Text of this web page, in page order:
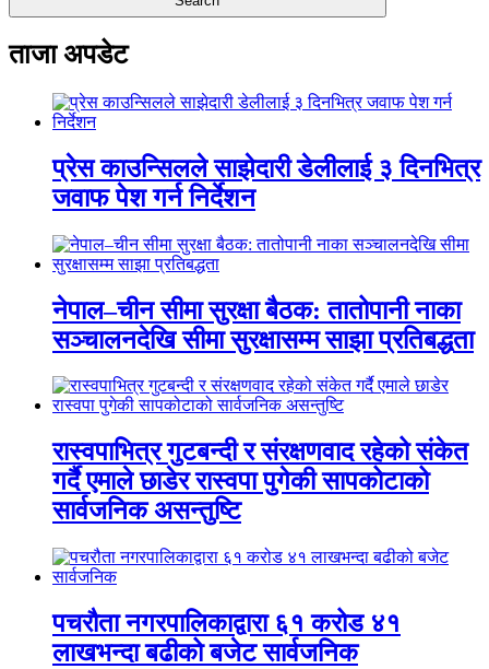
ताजा अपडेट
प्रेस काउन्सिलले साझेदारी डेलीलाई ३ दिनभित्र
जवाफ पेश गर्न निर्देशन
नेपाल–चीन सीमा सुरक्षा बैठक: तातोपानी नाका
सञ्चालनदेखि सीमा सुरक्षासम्म साझा प्रतिबद्धता
रास्वपाभित्र गुटबन्दी र संरक्षणवाद रहेको संकेत
गर्दै एमाले छाडेर रास्वपा पुगेकी सापकोटाको
सार्वजनिक असन्तुष्टि
पचरौता नगरपालिकाद्वारा ६१ करोड ४१
लाखभन्दा बढीको बजेट सार्वजनिक